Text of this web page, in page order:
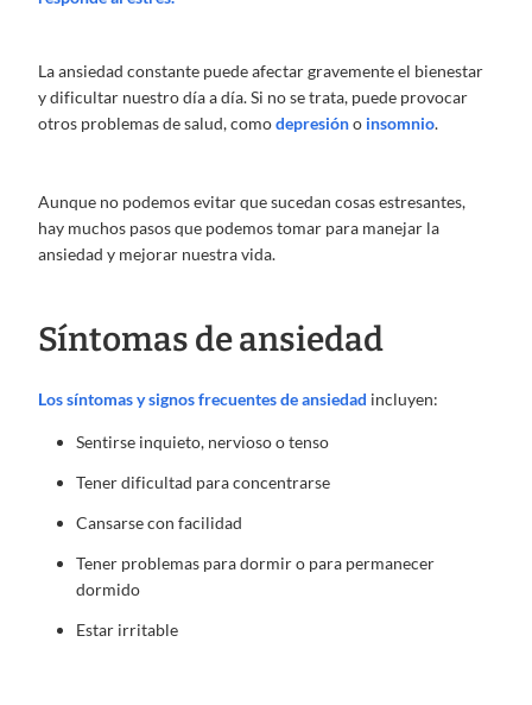
La ansiedad constante puede afectar gravemente el bienestar
y dificultar nuestro día a día. Si no se trata, puede provocar
otros problemas de salud, comodepresióno insomnio.
Aunque no podemos evitar que sucedan cosas estresantes,
hay muchos pasos que podemos tomar para manejar la
ansiedad y mejorar nuestra vida.
Síntomas de ansiedad
Los síntomas y signos frecuentes de ansiedad incluyen:
Sentirse inquieto, nervioso o tenso
Tener dificultad para concentrarse
Cansarse con facilidad
Tener problemas para dormir o para permanecer
dormido
Estar irritable